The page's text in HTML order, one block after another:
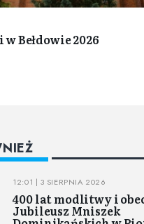
Bełdowie 2026
12:01 | 3 SIERPNIA 2026
400 lat modlitwy i
Jubileusz Mniszek